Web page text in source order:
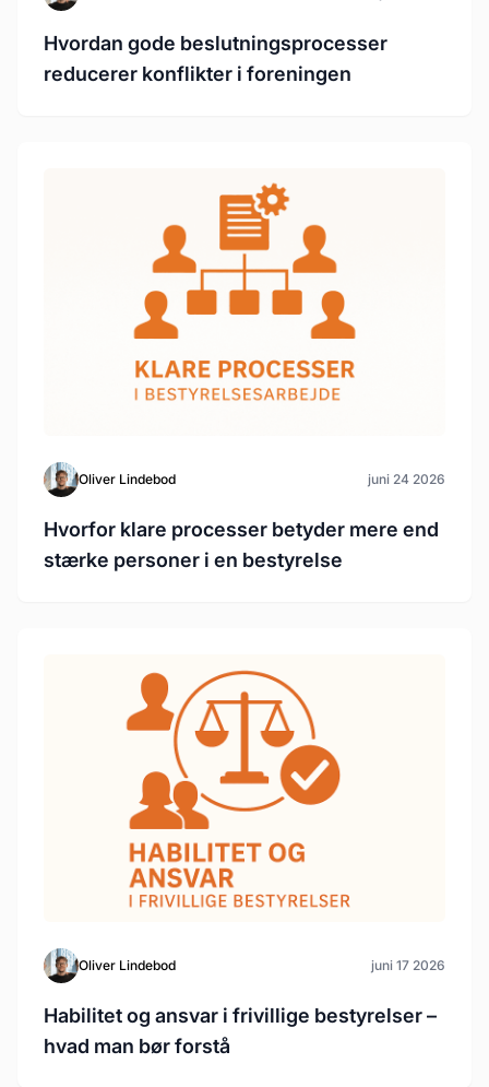
Hvordan gode beslutningsprocesser
reducerer konflikter i foreningen
Oliver Lindebod juni 24 2026
Hvorfor klare processer betyder mere end
stærke personer i en bestyrelse
Oliver Lindebod juni 17 2026
Habilitet og ansvar i frivillige bestyrelser –
hvad man bør forstå